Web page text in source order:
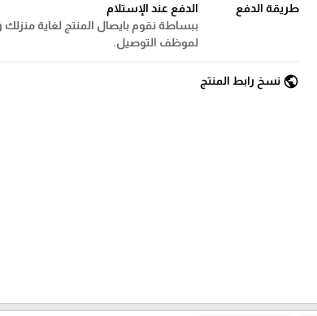
طريقة الدفع
الدفع عند الإستلام
ببساطة نقوم بايصال المنتج لغاية
لموظف التوصيل.
public نسخ رابط المنتج